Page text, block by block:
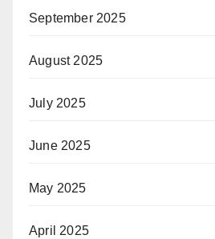
September 2025
August 2025
July 2025
June 2025
May 2025
April 2025